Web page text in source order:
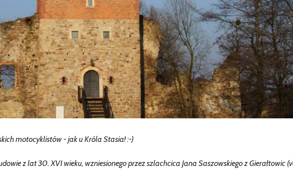
motocyklistów - jak u Króla Stasia! :-)
z lat 30. XVI wieku, wzniesionego przez szlachcica Jana Saszowskiego z Gierałtowic